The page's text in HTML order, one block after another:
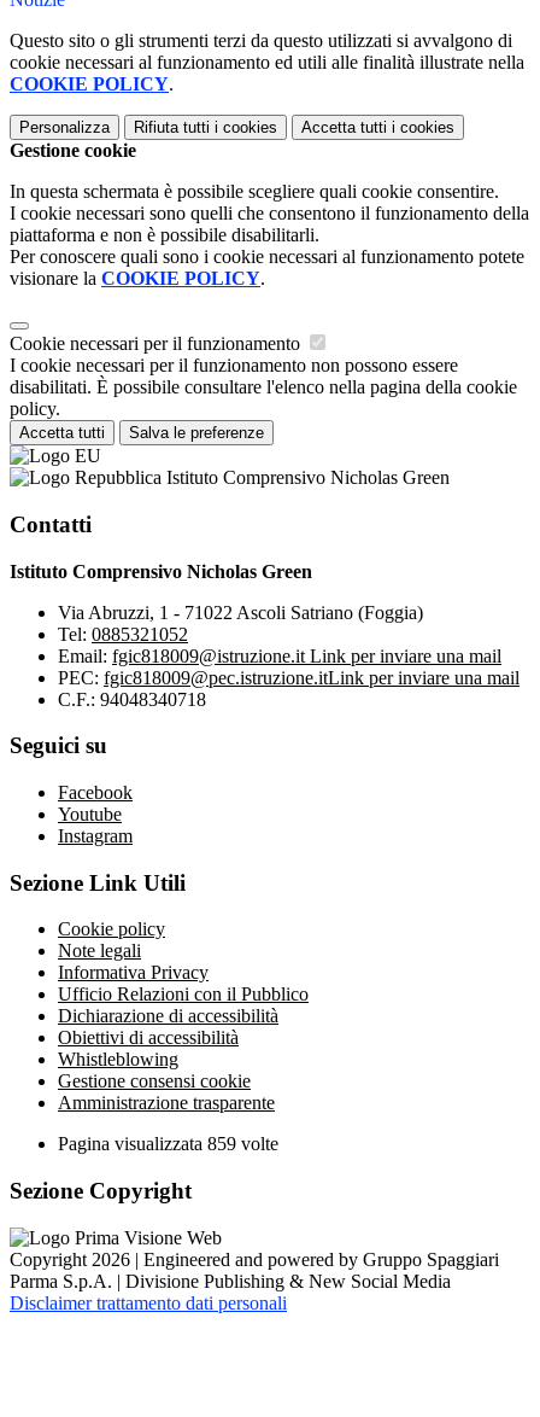
Questo sito o gli strumenti terzi da questo utilizzati si avvalgono di
cookie necessari al funzionamento ed utili alle finalità illustrate nella
COOKIE POLICY.
Personalizza Rifiuta tutti i cookies Accetta tutti i cookies
Gestione cookie
In questa schermata è possibile scegliere quali cookie consentire.
I cookie necessari sono quelli che consentono il funzionamento della
piattaforma e non è possibile disabilitarli.
Per conoscere quali sono i cookie necessari al funzionamento potete
visionare la COOKIE POLICY.
Cookie necessari per il funzionamento
I cookie necessari per il funzionamento non possono essere
disabilitati. È possibile consultare l'elenco nella pagina della cookie
policy.
Accetta tutti Salva le preferenze
Istituto Comprensivo Nicholas Green
Contatti
Istituto Comprensivo Nicholas Green
Via Abruzzi, 1 - 71022 Ascoli Satriano (Foggia)
Tel: 0885321052
Email: fgic818009@istruzione.it Link per inviare una mail
PEC: fgic818009@pec.istruzione.itLink per inviare una mail
C.F.: 94048340718
Seguici su
Facebook
Youtube
Instagram
Sezione Link Utili
Cookie policy
Note legali
Informativa Privacy
Ufficio Relazioni con il Pubblico
Dichiarazione di accessibilità
Obiettivi di accessibilità
Whistleblowing
Gestione consensi cookie
Amministrazione trasparente
Pagina visualizzata 859 volte
Sezione Copyright
Copyright 2026 | Engineered and powered by Gruppo Spaggiari
Parma S.p.A. | Divisione Publishing & New Social Media
Disclaimer trattamento dati personali